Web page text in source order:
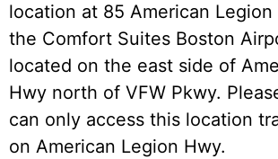
location at 85 American
the Comfort Suites Boston
located on the east side of
Hwy north of VFW Pkwy.
can only access this location
on American Legion Hwy.